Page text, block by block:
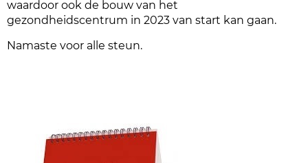
waardoor ook de bouw van het
gezondheidscentrum in 2023 van start kan gaan.
Namaste voor alle steun.